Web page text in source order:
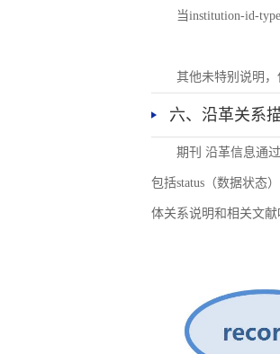
当institution-id-
其他未特别说明
六、沿革关系
期刊 沿革信息通
包括status（数据状态
体关系说明和相关文